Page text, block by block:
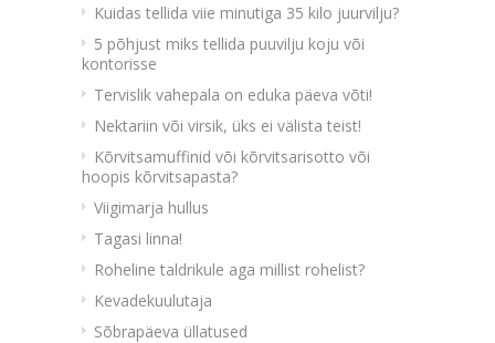
Kuidas tellida viie minutiga 35 kilo juurvilju?
5 põhjust miks tellida puuvilju koju või
kontorisse
Tervislik vahepala on eduka päeva võti!
Nektariin või virsik, üks ei välista teist!
Kõrvitsamuffinid või kõrvitsarisotto või
hoopis kõrvitsapasta?
Viigimarja hullus
Tagasi linna!
Roheline taldrikule aga millist rohelist?
Kevadekuulutaja
Sõbrapäeva üllatused